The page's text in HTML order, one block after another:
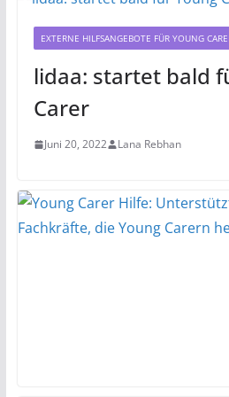
EXTERNE HILFSANGEBOTE FÜR YOUNG
lidaa: startet bald
Carer
Juni 20, 2022 Lana Rebhan